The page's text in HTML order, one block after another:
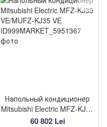
Напольный кондиционер
Mitsubishi Electric MFZ-KJ35
VE/MUFZ-KJ35 VE
60 802 Lei